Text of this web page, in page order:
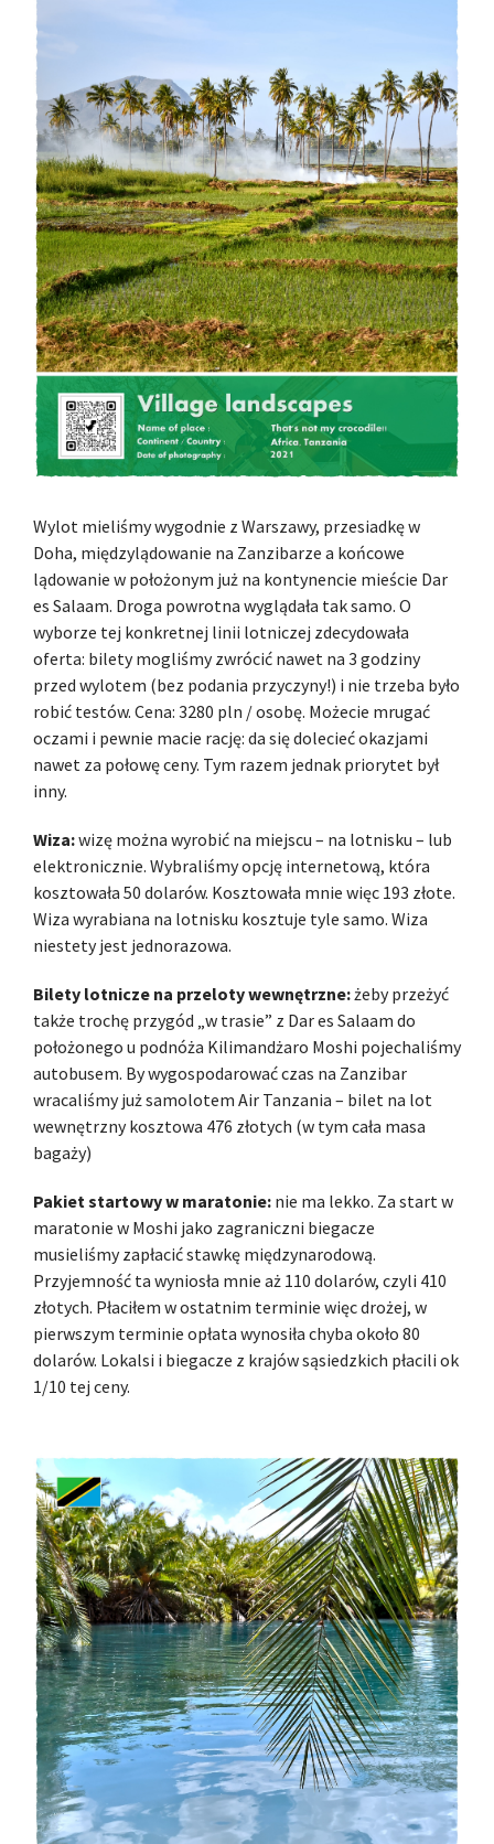
Wylot mieliśmy wygodnie z Warszawy, przesiadkę w
Doha, międzylądowanie na Zanzibarze a końcowe
lądowanie w położonym już na kontynencie mieście Dar
es Salaam. Droga powrotna wyglądała tak samo. O
wyborze tej konkretnej linii lotniczej zdecydowała
oferta: bilety mogliśmy zwrócić nawet na 3 godziny
przed wylotem (bez podania przyczyny!) i nie trzeba było
robić testów. Cena: 3280 pln / osobę. Możecie mrugać
oczami i pewnie macie rację: da się dolecieć okazjami
nawet za połowę ceny. Tym razem jednak priorytet był
inny.
Wiza:wizę można wyrobić na miejscu – na lotnisku – lub
elektronicznie. Wybraliśmy opcję internetową, która
kosztowała 50 dolarów. Kosztowała mnie więc 193 złote.
Wiza wyrabiana na lotnisku kosztuje tyle samo. Wiza
niestety jest jednorazowa.
Bilety lotnicze na przeloty wewnętrzne:żeby przeżyć
także trochę przygód „w trasie” z Dar es Salaam do
położonego u podnóża Kilimandżaro Moshi pojechaliśmy
autobusem. By wygospodarować czas na Zanzibar
wracaliśmy już samolotem Air Tanzania – bilet na lot
wewnętrzny kosztowa 476 złotych (w tym cała masa
bagaży)
Pakiet startowy w maratonie: nie ma lekko. Za start w
maratonie w Moshi jako zagraniczni biegacze
musieliśmy zapłacić stawkę międzynarodową.
Przyjemność ta wyniosła mnie aż 110 dolarów, czyli 410
złotych. Płaciłem w ostatnim terminie więc drożej, w
pierwszym terminie opłata wynosiła chyba około 80
dolarów. Lokalsi i biegacze z krajów sąsiedzkich płacili ok
1/10 tej ceny.